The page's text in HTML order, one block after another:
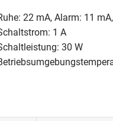
22 mA, Alarm: 11
1 A
30 W